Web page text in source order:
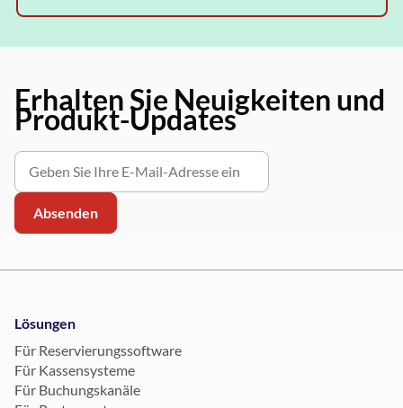
Erhalten Sie Neuigkeiten und
Produkt-Updates
Lösungen
Für Reservierungssoftware
Für Kassensysteme
Für Buchungskanäle